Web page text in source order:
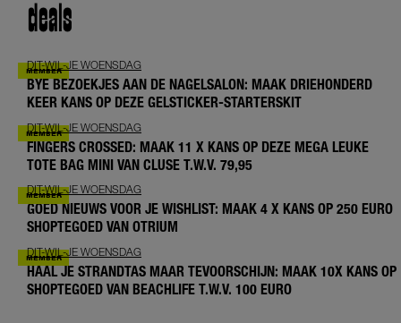
deals
DIT-WIL-JE WOENSDAG
BYE BEZOEKJES AAN DE NAGELSALON: MAAK DRIEHONDERD
KEER KANS OP DEZE GELSTICKER-STARTERSKIT
DIT-WIL-JE WOENSDAG
FINGERS CROSSED: MAAK 11 X KANS OP DEZE MEGA LEUKE
TOTE BAG MINI VAN CLUSE T.W.V. 79,95
DIT-WIL-JE WOENSDAG
GOED NIEUWS VOOR JE WISHLIST: MAAK 4 X KANS OP 250 EURO
SHOPTEGOED VAN OTRIUM
DIT-WIL-JE WOENSDAG
HAAL JE STRANDTAS MAAR TEVOORSCHIJN: MAAK 10X KANS OP
SHOPTEGOED VAN BEACHLIFE T.W.V. 100 EURO